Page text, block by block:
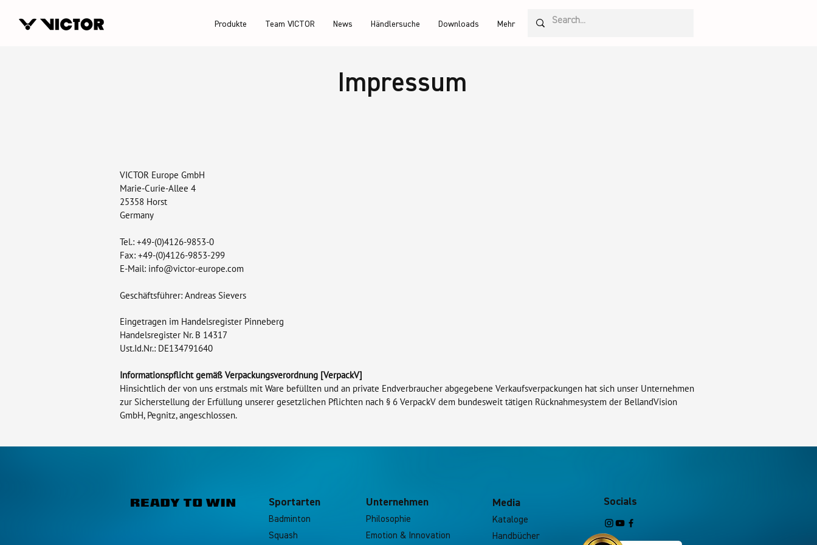
Produkte Team VICTOR News Händlersuche Downloads Mehr
Impressum
VICTOR Europe GmbH
Marie-Curie-Allee 4
25358 Horst
Germany
Tel.: +49-(0)4126-9853-0
Fax: +49-(0)4126-9853-299
E-Mail: info@victor-europe.com
Geschäftsführer: Andreas Sievers
Eingetragen im Handelsregister Pinneberg
Handelsregister Nr. B 14317
Ust.Id.Nr.: DE134791640
Informationspflicht gemäß Verpackungsverordnung [VerpackV]
Hinsichtlich der von uns erstmals mit Ware befüllten und an private Endverbraucher abgegebene Verkaufsverpackungen hat sich unser Unternehmen
zur Sicherstellung der Erfüllung unserer gesetzlichen Pflichten nach § 6 VerpackV dem bundesweit tätigen Rücknahmesystem der BellandVision
GmbH, Pegnitz, angeschlossen.
Sportarten
Badminton
Squash
Unternehmen
Philosophie
Emotion & Innovation
Media
Kataloge
Handbücher
Socials